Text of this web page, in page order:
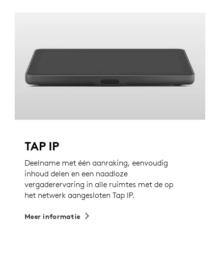
TAP IP
Deelname met één aanraking, eenvoudig
inhoud delen en een naadloze
vergaderervaring in alle ruimtes met de op
het netwerk aangesloten Tap IP.
Meer informatie